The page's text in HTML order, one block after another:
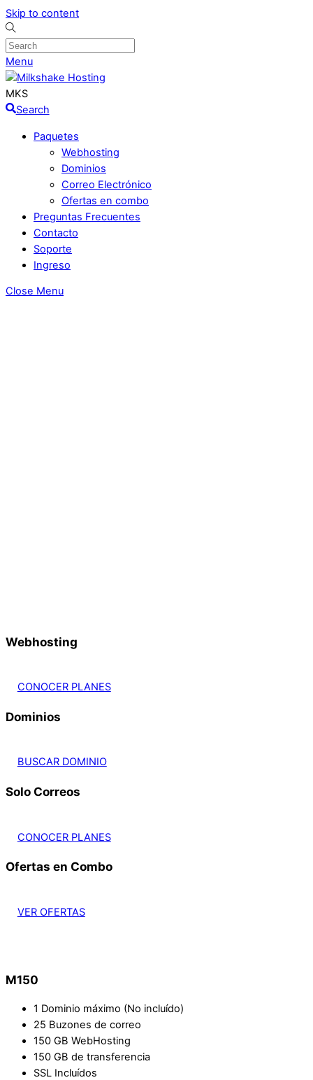
Skip to content
Menu
MKS
Search
Paquetes
Webhosting
Dominios
Correo Electrónico
Ofertas en combo
Preguntas Frecuentes
Contacto
Soporte
Ingreso
Close Menu
Webhosting
CONOCER PLANES
Dominios
BUSCAR DOMINIO
Solo Correos
CONOCER PLANES
Ofertas en Combo
VER OFERTAS
M150
1 Dominio máximo (No incluído)
25 Buzones de correo
150 GB WebHosting
150 GB de transferencia
SSL Incluídos